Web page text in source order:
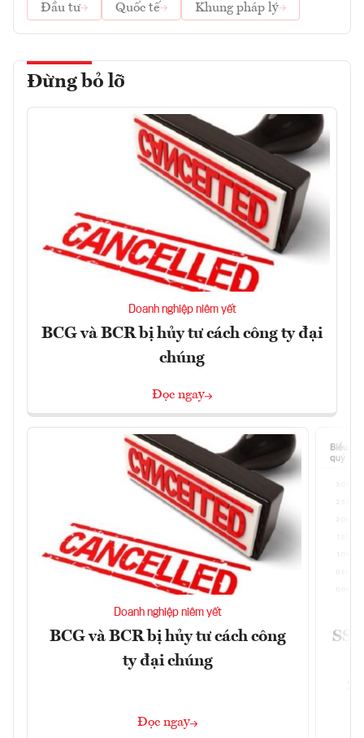
Đầu tư
Quốc tế Khung pháp lý
Đừng bỏ lỡ
Doanh nghiệp niêm yết
BCG và BCR bị hủy tư cách công ty đại
chúng
Đọc ngay
Doanh nghiệp niêm yết
BCG và BCR bị hủy tư cách công
ty đại chúng
Đọc ngay
SSI